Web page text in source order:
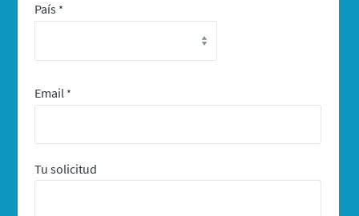
País *
Email *
Tu solicitud